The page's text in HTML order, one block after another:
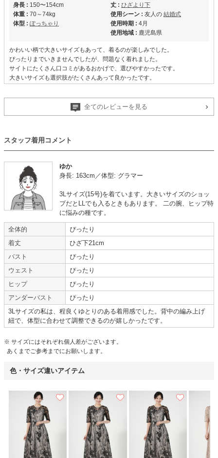
身長 : 150〜154cm
体重 : 70～74kg
体型 : ぽっちゃり
丈 : ひざより下
使用シーン : 友人の 結婚式
使用時期 : 4月
使用地域 : 鹿児島県
かわいい柄で大きいサイズもあって、着るのが楽しみでした。
ぴったりまでいきませんでしたが、問題なく着れました。
サイトにたくさん口コミがあるおかげで、選びやすかったです。
大きいサイズも選択肢がたくさんあって良かったです。
VIWOMINA Hermoso
年齢 : 30代
身長 :160〜164cm
体重 :80kg〜
丈 : ひざより下
使用シーン : 会社の 結婚式
ドレスはゆとりがあって使いやすかったです。
暑かったので、ジャケットは一度羽織るくらいでしたが、窮屈で本当に3L?
って感じでした。
助かりました。
ありがとうございました。
また機会があったら使用します。
【一緒に注文した商品】
Hermoso Dorry Doll
デザインもかわいく大変満足
年齢 : 20代後半
身長 :155〜159cm
体重 : 80kg〜
体型 : ぽっちゃり
ぴったり
ふくらはぎ
友人の結婚式
3月
山口県
全てのレビューを見る
スタッフ着用コメント
ゆか
身長: 163cm／体型: グラマー
3Lサイズ(15号)を着ています。大きいサイズのショッ
プだとLLでも入るときもあります。 二の腕、ヒップ特
に悩みの種です。
全体的
ぴったり
着丈
ひざ下21cm
バスト
ぴったり
ウェスト
ぴったり
ヒップ
ぴったり
アンダーバスト
ぴったり
3Lサイズの私は、程良くゆとりのある着用感でした。背中の編み上げ
紐で、体型に合わせて調整できるのが嬉しかったです。
※ サイズにはそれぞれ個人差がございます。
あくまでご参考までにお願いします。
色・サイズ違いアイテム